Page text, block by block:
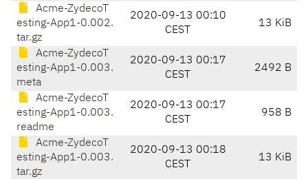
Acme-ZydecoT
esting-App1-0.002.
tar.gz
2020-09-13 00:10
CEST
13 KiB
Acme-ZydecoT
esting-App1-0.003.
meta
2020-09-13 00:17
CEST
2492 B
Acme-ZydecoT
esting-App1-0.003.
readme
2020-09-13 00:17
CEST
958 B
Acme-ZydecoT
esting-App1-0.003.
tar.gz
2020-09-13 00:18
CEST
13 KiB